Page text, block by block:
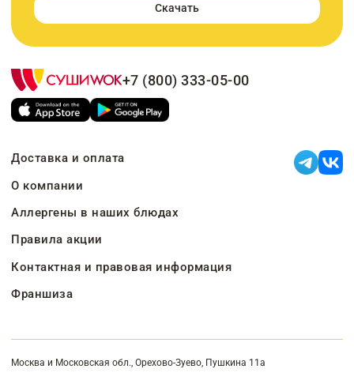
Скачать
+7 (800) 333-05-00
Доставка и оплата
О компании
Аллергены в наших блюдах
Правила акции
Контактная и правовая информация
Франшиза
Москва и Московская обл., Орехово-Зуево, Пушкина 11а